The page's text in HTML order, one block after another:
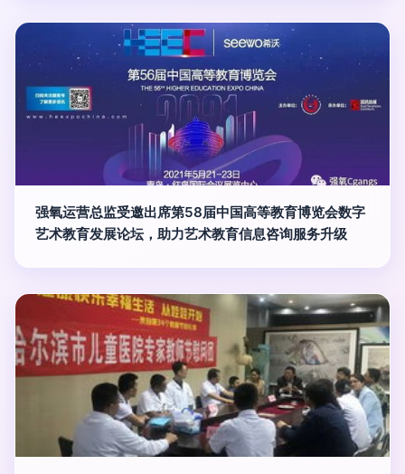
强氧运营总监受邀出席第58届中国高等教育博览会数字
艺术教育发展论坛，助力艺术教育信息咨询服务升级